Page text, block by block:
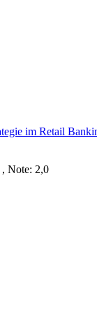
im Retail
Note: 2,0